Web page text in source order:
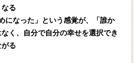
る
になった」という感覚が、「誰か
く、自分で自分の幸せを選択でき
る